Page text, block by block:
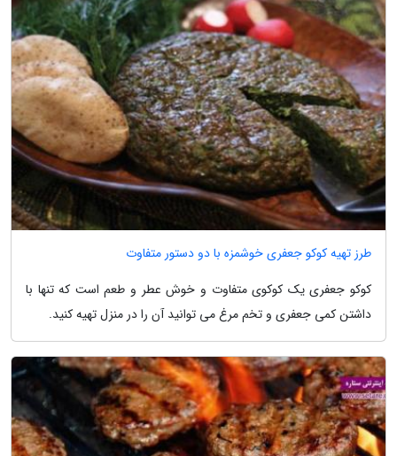
طرز تهیه کوکو جعفری خوشمزه با دو دستور متفاوت
کوکو جعفری یک کوکوی متفاوت و خوش عطر و طعم است که تنها با
داشتن کمی جعفری و تخم مرغ می توانید آن را در منزل تهیه کنید.